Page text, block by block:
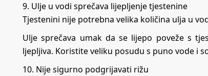
9. Ulje u vodi sprečava lijepljenje tjestenine
Tjestenini nije potrebna velika količina ulja u
Ulje sprečava umak da se lijepo poveže s
ljepljiva. Koristite veliku posudu s puno vode i
10. Nije sigurno podgrijavati rižu